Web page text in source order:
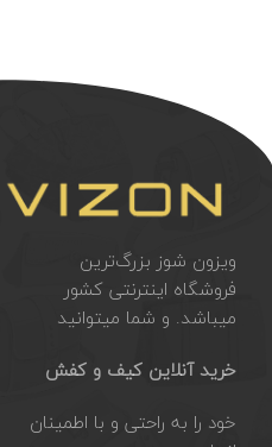
ویزون شوز بزرگ‌ترین
فروشگاه اینترنتی کشور
میباشد. و شما میتوانید
خرید آنلاین کیف و کفش
خود را به راحتی و با اطمینان